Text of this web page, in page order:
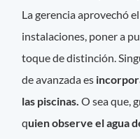
La gerencia aprovechó
instalaciones, poner a
toque de distinción.
de avanzada es
las piscinas. O sea que,
quien observe el agua